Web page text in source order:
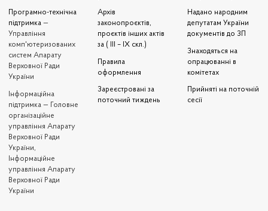
Програмно-технічна
підтримка —
Управління
комп'ютеризованих
систем Апарату
Верховної Ради
України
Iнформаційна
підтримка — Головне
організаційне
управління Апарату
Верховної Ради
України,
Інформаційне
управління Апарату
Верховної Ради
України
Архів
законопроєктів,
проєктів інших актів
за ( III – IX скл.)
Правила
оформлення
Зареєстровані за
поточний тиждень
Надано народним
депутатам України
документів до ЗП
Знаходяться на
опрацюванні в
комітетах
Прийняті на поточній
сесії